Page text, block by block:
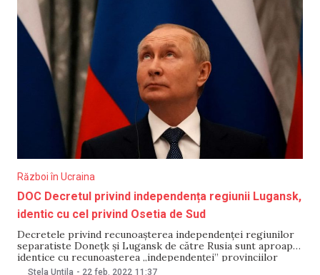
Război în Ucraina
DOC Decretul privind independența regiunii Lugansk,
identic cu cel privind Osetia de Sud
Decretele privind recunoaşterea independenţei regiunilor
separatiste Doneţk şi Lugansk de către Rusia sunt aproape
identice cu recunoaşterea „independenţei” provinciilor
secesioniste georgiene Osetia de Sud şi Abhazia în 2008. O
Stela Untila - 22 feb. 2022 11:37